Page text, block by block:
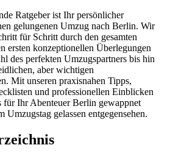
Ratgeber ist Ihr persönlicher
gelungenen Umzug nach Berlin. Wir
für Schritt durch den gesamten
ersten konzeptionellen Überlegungen
des perfekten Umzugspartners bis hin
aber wichtigen
Mit unseren praxisnahen Tipps,
und professionellen Einblicken
für Ihr Abenteuer Berlin gewappnet
Umzugstag gelassen entgegensehen.